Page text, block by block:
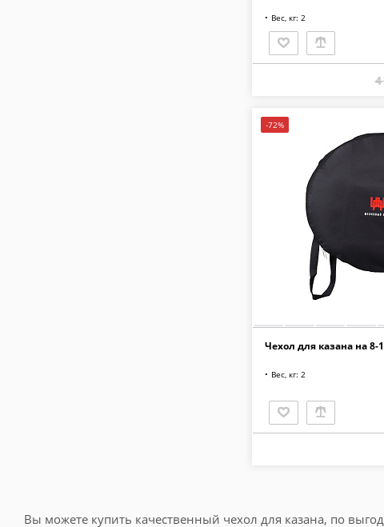
Вес, кг: 2
4
-72%
Чехол для казана на 8-
Вес, кг: 2
Вы можете купить качественный чехол для казана, по